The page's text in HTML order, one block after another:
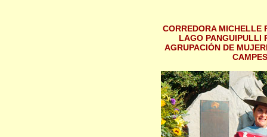
CORREDORA MICHELLE
LAGO PANGUIPULLI
AGRUPACIÓN DE